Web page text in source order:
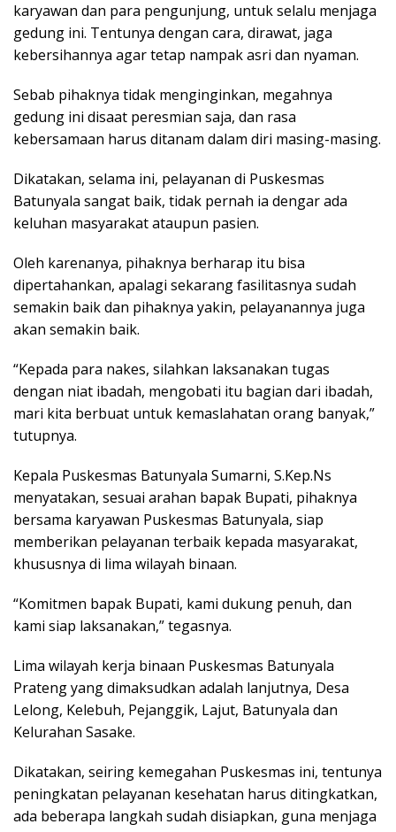
karyawan dan para pengunjung, untuk selalu menjaga
gedung ini. Tentunya dengan cara, dirawat, jaga
kebersihannya agar tetap nampak asri dan nyaman.
Sebab pihaknya tidak menginginkan, megahnya
gedung ini disaat peresmian saja, dan rasa
kebersamaan harus ditanam dalam diri masing-masing.
Dikatakan, selama ini, pelayanan di Puskesmas
Batunyala sangat baik, tidak pernah ia dengar ada
keluhan masyarakat ataupun pasien.
Oleh karenanya, pihaknya berharap itu bisa
dipertahankan, apalagi sekarang fasilitasnya sudah
semakin baik dan pihaknya yakin, pelayanannya juga
akan semakin baik.
“Kepada para nakes, silahkan laksanakan tugas
dengan niat ibadah, mengobati itu bagian dari ibadah,
mari kita berbuat untuk kemaslahatan orang banyak,”
tutupnya.
Kepala Puskesmas Batunyala Sumarni, S.Kep.Ns
menyatakan, sesuai arahan bapak Bupati, pihaknya
bersama karyawan Puskesmas Batunyala, siap
memberikan pelayanan terbaik kepada masyarakat,
khususnya di lima wilayah binaan.
“Komitmen bapak Bupati, kami dukung penuh, dan
kami siap laksanakan,” tegasnya.
Lima wilayah kerja binaan Puskesmas Batunyala
Prateng yang dimaksudkan adalah lanjutnya, Desa
Lelong, Kelebuh, Pejanggik, Lajut, Batunyala dan
Kelurahan Sasake.
Dikatakan, seiring kemegahan Puskesmas ini, tentunya
peningkatan pelayanan kesehatan harus ditingkatkan,
ada beberapa langkah sudah disiapkan, guna menjaga